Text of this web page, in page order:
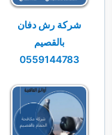
شركة رش دفان
بالقصيم
0559144783